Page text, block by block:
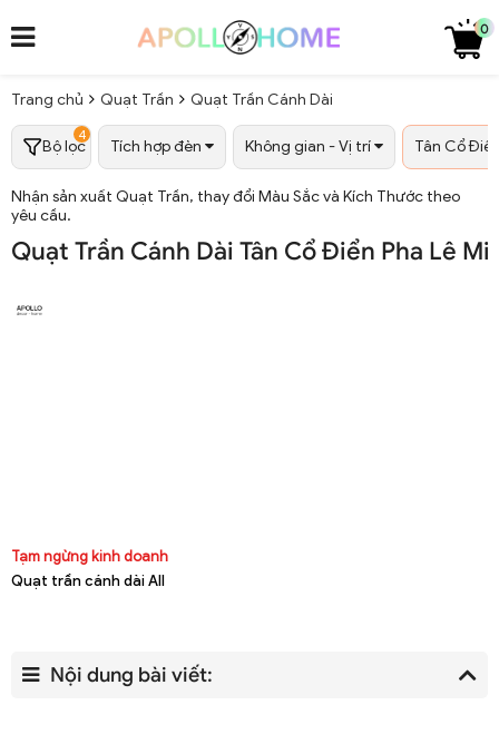
0
Trang chủ Quạt Trần Quạt Trần Cánh Dài
Bộ lọc
4
Tích hợp đèn Không gian - Vị trí Tân Cổ
Nhận sản xuất Quạt Trần, thay đổi Màu Sắc và Kích Thước theo
yêu cầu.
Quạt Trần Cánh Dài Tân Cổ Điển Pha Lê
Tạm ngừng kinh doanh
Quạt trần cánh dài All
Nội dung bài viết: